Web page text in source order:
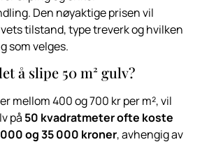
Den nøyaktige prisen vil
tilstand, type treverk og hvilken
som velges.
å slipe 50 m² gulv?
mellom 400 og 700 kr per m², vil
på 50 kvadratmeter ofte koste
og 35 000 kroner, avhengig av